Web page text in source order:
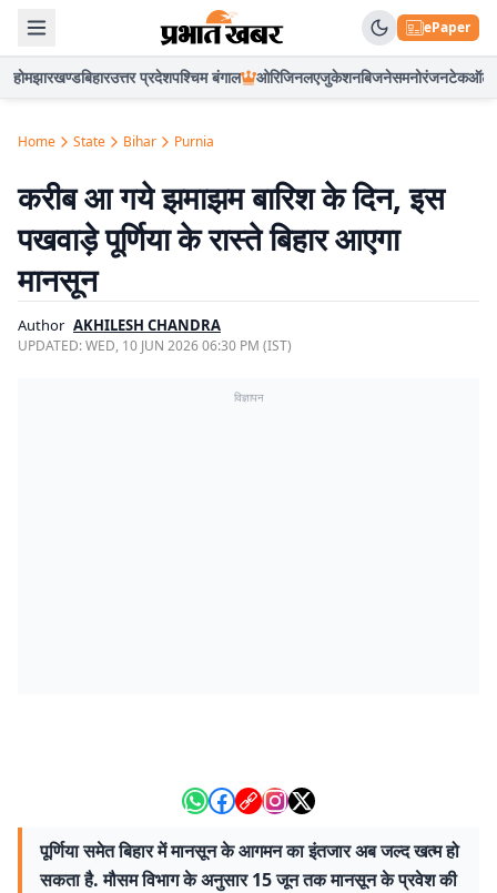
ePaper
होमझारखण्डबिहारउत्तर प्रदेशपश्चिम बंगाल ओरिजिनलएजुकेशनबिजनेसमनोरंजनटेकऑटो
Home State Bihar Purnia
करीब आ गये झमाझम बारिश के दिन, इस
पखवाड़े पूर्णिया के रास्ते बिहार आएगा
मानसून
Author AKHILESH CHANDRA
UPDATED:WED, 10 JUN 2026 06:30 PM (IST)
विज्ञापन
पूर्णिया समेत बिहार में मानसून के आगमन का इंतजार अब जल्द खत्म हो
सकता है. मौसम विभाग के अनुसार 15 जून तक मानसून के प्रवेश की